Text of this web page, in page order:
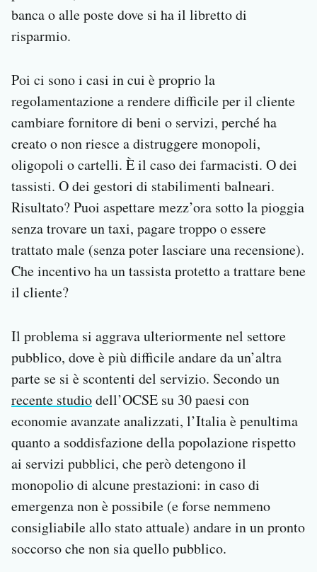
banca o alle poste dove si ha il libretto di
risparmio.
Poi ci sono i casi in cui è proprio la
regolamentazione a rendere difficile per il cliente
cambiare fornitore di beni o servizi, perché ha
creato o non riesce a distruggere monopoli,
oligopoli o cartelli. È il caso dei farmacisti. O dei
tassisti. O dei gestori di stabilimenti balneari.
Risultato? Puoi aspettare mezz’ora sotto la pioggia
senza trovare un taxi, pagare troppo o essere
trattato male (senza poter lasciare una recensione).
Che incentivo ha un tassista protetto a trattare bene
il cliente?
Il problema si aggrava ulteriormente nel settore
pubblico, dove è più difficile andare da un’altra
parte se si è scontenti del servizio. Secondo un
recente studiodell’OCSE su 30 paesi con
economie avanzate analizzati, l’Italia è penultima
quanto a soddisfazione della popolazione rispetto
ai servizi pubblici, che però detengono il
monopolio di alcune prestazioni: in caso di
emergenza non è possibile (e forse nemmeno
consigliabile allo stato attuale) andare in un pronto
soccorso che non sia quello pubblico.